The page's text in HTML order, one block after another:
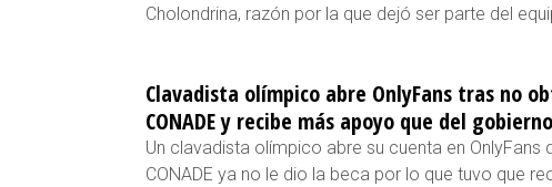
Cholondrina, razón por la que dejó ser parte del
Clavadista olímpico abre OnlyFans tras no
CONADE y recibe más apoyo que del gobierno
Un clavadista olímpico abre su cuenta en OnlyFans
CONADE ya no le dio la beca por lo que tuvo que